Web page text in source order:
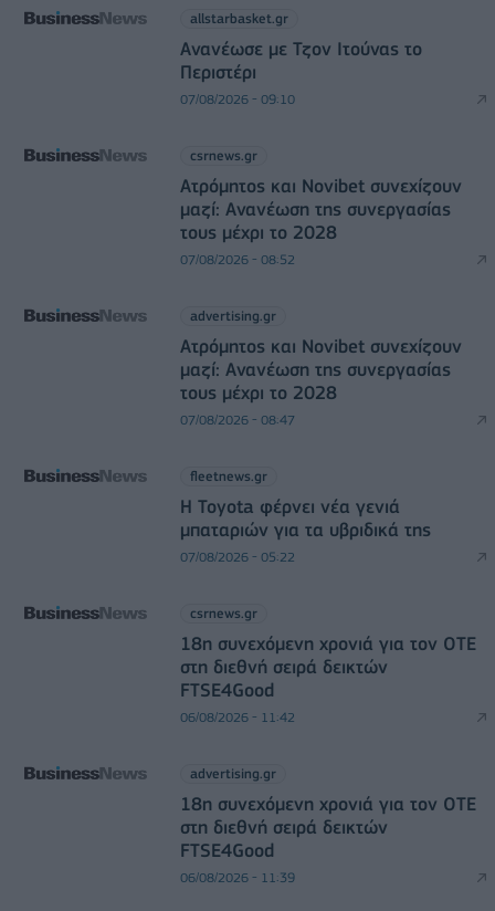
allstarbasket.gr
Ανανέωσε με Τζον Ιτούνας το
Περιστέρι
07/08/2026 - 09:10
csrnews.gr
Ατρόμητος και Novibet συνεχίζουν
μαζί: Ανανέωση της συνεργασίας
τους μέχρι το 2028
07/08/2026 - 08:52
advertising.gr
Ατρόμητος και Novibet συνεχίζουν
μαζί: Ανανέωση της συνεργασίας
τους μέχρι το 2028
07/08/2026 - 08:47
fleetnews.gr
Η Toyota φέρνει νέα γενιά
μπαταριών για τα υβριδικά της
07/08/2026 - 05:22
csrnews.gr
18η συνεχόμενη χρονιά για τον ΟΤΕ
στη διεθνή σειρά δεικτών
FTSE4Good
06/08/2026 - 11:42
advertising.gr
18η συνεχόμενη χρονιά για τον ΟΤΕ
στη διεθνή σειρά δεικτών
FTSE4Good
06/08/2026 - 11:39